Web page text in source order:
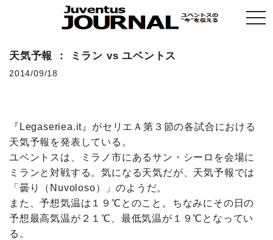
天気予報 ： ミラン vs ユベントス
2014/09/18
『Legaseriea.it』がセリエＡ第３節の各試合における
天気予報を発表している。
ユベントスは、ミラノ市にあるサン・シーロを会場に
ミランと対戦する。気になる天気だが、天気予報では
「曇り（Nuvoloso）」のようだ。
また、予想気温は１９℃とのこと。ちなみにその日の
予想最高気温が２１℃、最低気温が１９℃となってい
る。